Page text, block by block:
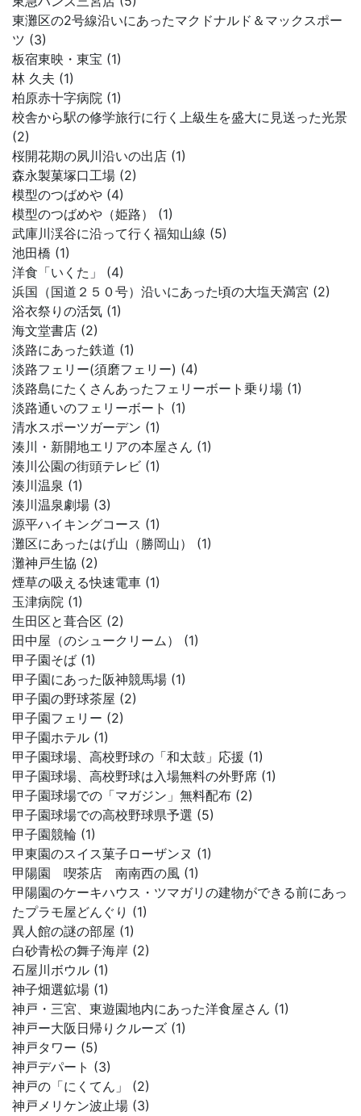
東灘区の2号線沿いにあったマクドナルド＆マックスポー
ツ (3)
板宿東映・東宝 (1)
林 久夫 (1)
柏原赤十字病院 (1)
校舎から駅の修学旅行に行く上級生を盛大に見送った光景
(2)
桜開花期の夙川沿いの出店 (1)
森永製菓塚口工場 (2)
模型のつばめや (4)
模型のつばめや（姫路） (1)
武庫川渓谷に沿って行く福知山線 (5)
池田橋 (1)
洋食「いくた」 (4)
浜国（国道２５０号）沿いにあった頃の大塩天満宮 (2)
浴衣祭りの活気 (1)
海文堂書店 (2)
淡路にあった鉄道 (1)
淡路フェリー(須磨フェリー) (4)
淡路島にたくさんあったフェリーボート乗り場 (1)
淡路通いのフェリーボート (1)
清水スポーツガーデン (1)
湊川・新開地エリアの本屋さん (1)
湊川公園の街頭テレビ (1)
湊川温泉 (1)
湊川温泉劇場 (3)
源平ハイキングコース (1)
灘区にあったはげ山（勝岡山） (1)
灘神戸生協 (2)
煙草の吸える快速電車 (1)
玉津病院 (1)
生田区と葺合区 (2)
田中屋（のシュークリーム） (1)
甲子園そば (1)
甲子園にあった阪神競馬場 (1)
甲子園の野球茶屋 (2)
甲子園フェリー (2)
甲子園ホテル (1)
甲子園球場、高校野球の「和太鼓」応援 (1)
甲子園球場、高校野球は入場無料の外野席 (1)
甲子園球場での「マガジン」無料配布 (2)
甲子園球場での高校野球県予選 (5)
甲子園競輪 (1)
甲東園のスイス菓子ローザンヌ (1)
甲陽園 喫茶店 南南西の風 (1)
甲陽園のケーキハウス・ツマガリの建物ができる前にあっ
たプラモ屋どんぐり (1)
異人館の謎の部屋 (1)
白砂青松の舞子海岸 (2)
石屋川ボウル (1)
神子畑選鉱場 (1)
神戸・三宮、東遊園地内にあった洋食屋さん (1)
神戸ー大阪日帰りクルーズ (1)
神戸タワー (5)
神戸デパート (3)
神戸の「にくてん」 (2)
神戸メリケン波止場 (3)